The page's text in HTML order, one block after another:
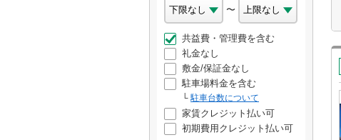
〜
共益費・管理費を含む
礼金なし
敷金/保証金なし
駐車場料金を含む
駐車台数について
家賃クレジット払い可
初期費用クレジット払い可